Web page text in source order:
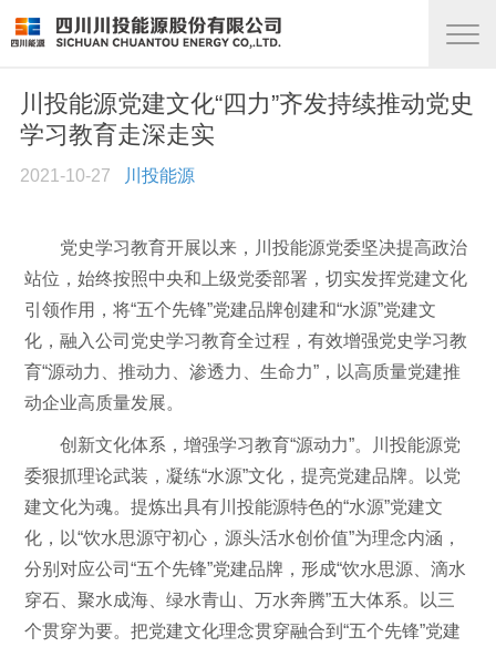
川投能源党建文化“四力”齐发持续推动党史
学习教育走深走实
2021-10-27 川投能源
党史学习教育开展以来，川投能源党委坚决提高政治
站位，始终按照中央和上级党委部署，切实发挥党建文化
引领作用，将“五个先锋”党建品牌创建和“水源”党建文
化，融入公司党史学习教育全过程，有效增强党史学习教
育“源动力、推动力、渗透力、生命力”，以高质量党建推
动企业高质量发展。
创新文化体系，增强学习教育“源动力”。川投能源党
委狠抓理论武装，凝练“水源”文化，提亮党建品牌。以党
建文化为魂。提炼出具有川投能源特色的“水源”党建文
化，以“饮水思源守初心，源头活水创价值”为理念内涵，
分别对应公司“五个先锋”党建品牌，形成“饮水思源、滴水
穿石、聚水成海、绿水青山、万水奔腾”五大体系。以三
个贯穿为要。把党建文化理念贯穿融合到“五个先锋”党建